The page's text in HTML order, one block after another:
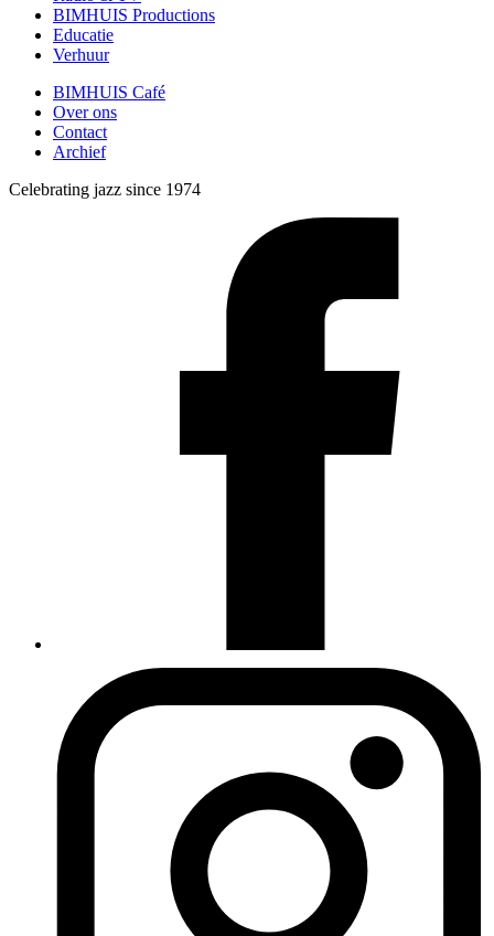
BIMHUIS Productions
Educatie
Verhuur
BIMHUIS Café
Over ons
Contact
Archief
Celebrating jazz since 1974